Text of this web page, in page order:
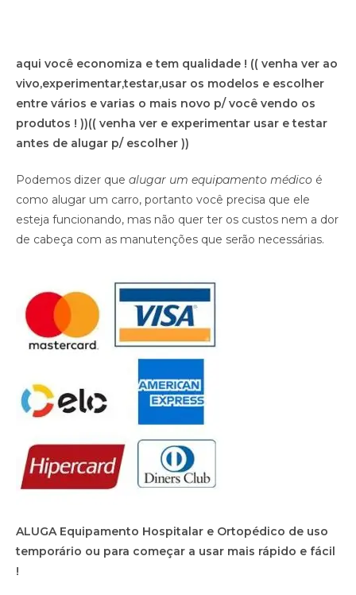
aqui você economiza e tem qualidade ! (( venha ver ao
vivo,experimentar,testar,usar os modelos e escolher
entre vários e varias o mais novo p/ você vendo os
produtos ! ))(( venha ver e experimentar usar e testar
antes de alugar p/ escolher ))
Podemos dizer que alugar um equipamento médico é
como alugar um carro, portanto você precisa que ele
esteja funcionando, mas não quer ter os custos nem a dor
de cabeça com as manutenções que serão necessárias.
ALUGA Equipamento Hospitalar e Ortopédico de uso
temporário ou para começar a usar mais rápido e fácil
!